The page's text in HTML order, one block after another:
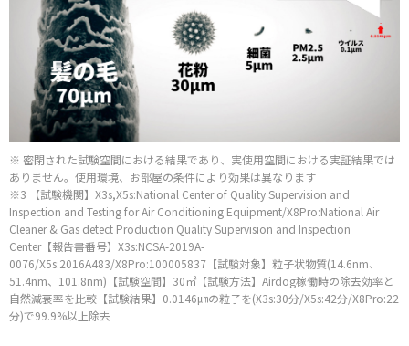
※ 密閉された試験空間における結果であり、実使用空間における実証結果では
ありません。使用環境、お部屋の条件により効果は異なります
※3 【試験機関】X3s,X5s:National Center of Quality Supervision and
Inspection and Testing for Air Conditioning Equipment/X8Pro:National Air
Cleaner & Gas detect Production Quality Supervision and Inspection
Center【報告書番号】X3s:NCSA-2019A-
0076/X5s:2016A483/X8Pro:100005837【試験対象】粒子状物質(14.6nm、
51.4nm、101.8nm)【試験空間】30㎡【試験方法】Airdog稼働時の除去効率と
自然減衰率を比較【試験結果】0.0146㎛の粒子を(X3s:30分/X5s:42分/X8Pro:22
分)で99.9%以上除去